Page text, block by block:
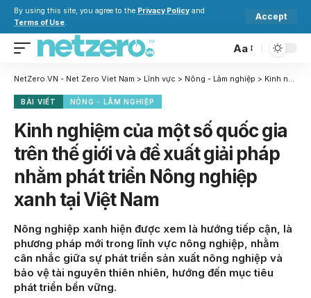
By using this site, you agree to the Privacy Policy and
Terms of Use.
Accept
Aa
NetZero.VN - Net Zero Viet Nam > Lĩnh vực > Nông - Lâm nghiệp > Kinh nghiệm của một số quốc gia trên thế giới và đề xuất giải pháp nhằm phát triển Nông nghiệp xanh tại Việt Nam
BÀI VIẾT NÔNG - LÂM NGHIỆP
Kinh nghiệm của một số quốc gia
trên thế giới và đề xuất giải pháp
nhằm phát triển Nông nghiệp
xanh tại Việt Nam
Nông nghiệp xanh hiện được xem là hướng tiếp cận, là
phương pháp mới trong lĩnh vực nông nghiệp, nhằm
cân nhắc giữa sự phát triển sản xuất nông nghiệp và
bảo vệ tài nguyên thiên nhiên, hướng đến mục tiêu
phát triển bền vững.